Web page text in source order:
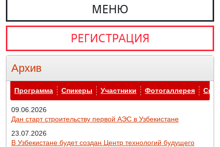
МЕНЮ
РЕГИСТРАЦИЯ
Архив
Архив
Программа Спикеры Участники Фотогаллерея
09.06.2026
Дан старт строительству первой АЭС в Узбекистане
23.07.2026
В Узбекистане будет создан Центр технологий будущего